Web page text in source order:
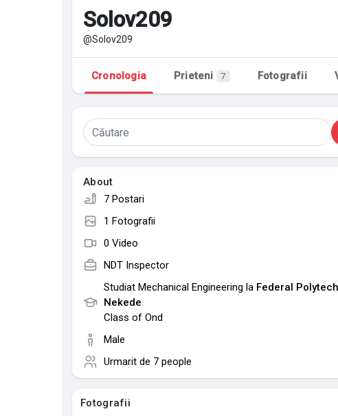
Discover Pagini
Popular Posts Discover Posts
Solov209
@Solov209
Cronologia Prieteni 7 Fotografii
About
7 Postari
1 Fotografii
0 Video
NDT Inspector
Studiat Mechanical Engineering la Federal
Nekede
Class of Ond
Male
Urmarit de 7 people
Fotografii